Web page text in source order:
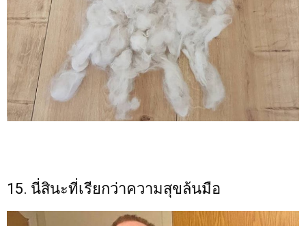
15. นี่สินะที่เรียกว่าความสุขล้นมือ